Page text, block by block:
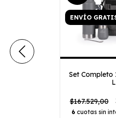
ENVÍO
Set Completo
$167.529,00
6 cuotas sin